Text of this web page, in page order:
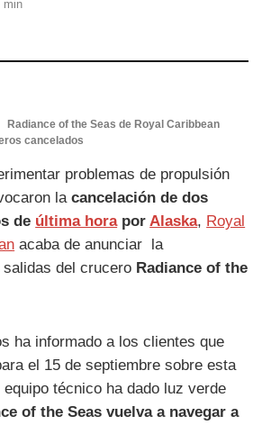
min
Radiance of the Seas de Royal Caribbean
cancelados
problemas de propulsión
lacancelación de dos
de última horaporAlaska, Royal
acaba de anunciar la
del crucero Radiance of the
ha informado a los clientes que
el 15 de septiembre sobre esta
técnico ha dado luz verde
of the Seas vuelva a navegar a